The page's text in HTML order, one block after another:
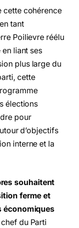
cette cohérence
tant
Poilievre réélu
liant ses
plus large du
cette
élections
pour
d’objectifs
interne et la
souhaitent
ferme et
économiques
du Parti